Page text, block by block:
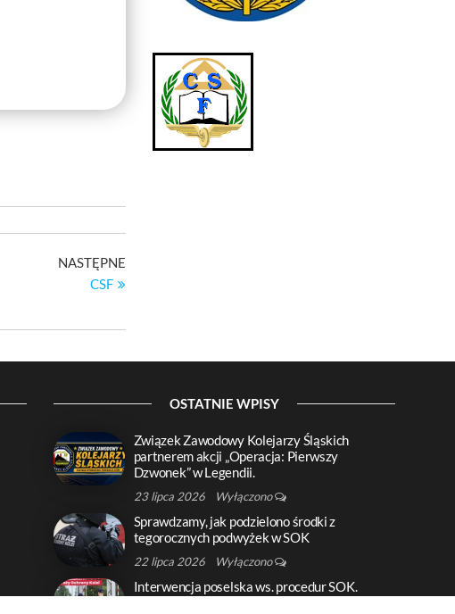
Następny
wpis
NASTĘPNE
CSF
OSTATNIE WPISY
Związek Zawodowy Kolejarzy Śląskich
partnerem akcji „Operacja: Pierwszy
Dzwonek” w Legendii.
23 lipca 2026 Wyłączono
Sprawdzamy, jak podzielono środki z
tegorocznych podwyżek w SOK
22 lipca 2026 Wyłączono
Interwencja poselska ws. procedur SOK.